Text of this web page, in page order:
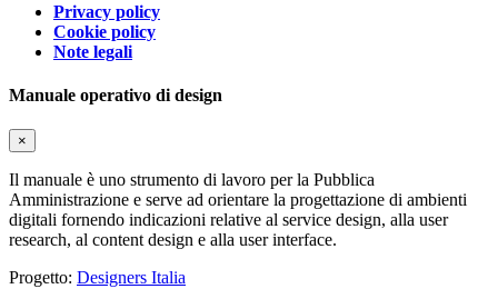
Privacy policy
Cookie policy
Note legali
Manuale operativo di design
×
Il manuale è uno strumento di lavoro per la Pubblica
Amministrazione e serve ad orientare la progettazione di ambienti
digitali fornendo indicazioni relative al service design, alla user
research, al content design e alla user interface.
Progetto: Designers Italia